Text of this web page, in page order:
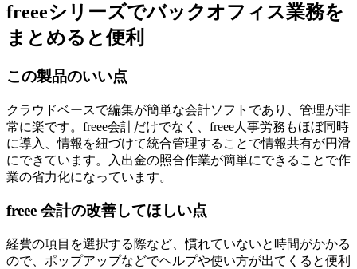
freeeシリーズでバックオフィス業務を
まとめると便利
この製品のいい点
クラウドベースで編集が簡単な会計ソフトであり、管理が非
常に楽です。freee会計だけでなく、freee人事労務もほぼ同時
に導入、情報を紐づけて統合管理することで情報共有が円滑
にできています。入出金の照合作業が簡単にできることで作
業の省力化になっています。
freee 会計の改善してほしい点
経費の項目を選択する際など、慣れていないと時間がかかる
ので、ポップアップなどでヘルプや使い方が出てくると便利